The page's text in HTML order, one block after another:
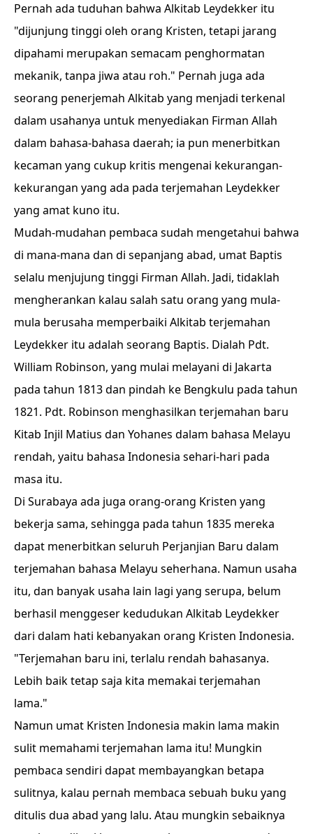
Pernah ada tuduhan bahwa Alkitab Leydekker itu
"dijunjung tinggi oleh orang Kristen, tetapi jarang
dipahami merupakan semacam penghormatan
mekanik, tanpa jiwa atau roh." Pernah juga ada
seorang penerjemah Alkitab yang menjadi terkenal
dalam usahanya untuk menyediakan Firman Allah
dalam bahasa-bahasa daerah; ia pun menerbitkan
kecaman yang cukup kritis mengenai kekurangan-
kekurangan yang ada pada terjemahan Leydekker
yang amat kuno itu.
Mudah-mudahan pembaca sudah mengetahui bahwa
di mana-mana dan di sepanjang abad, umat Baptis
selalu menjujung tinggi Firman Allah. Jadi, tidaklah
mengherankan kalau salah satu orang yang mula-
mula berusaha memperbaiki Alkitab terjemahan
Leydekker itu adalah seorang Baptis. Dialah Pdt.
William Robinson, yang mulai melayani di Jakarta
pada tahun 1813 dan pindah ke Bengkulu pada tahun
1821. Pdt. Robinson menghasilkan terjemahan baru
Kitab Injil Matius dan Yohanes dalam bahasa Melayu
rendah, yaitu bahasa Indonesia sehari-hari pada
masa itu.
Di Surabaya ada juga orang-orang Kristen yang
bekerja sama, sehingga pada tahun 1835 mereka
dapat menerbitkan seluruh Perjanjian Baru dalam
terjemahan bahasa Melayu seherhana. Namun usaha
itu, dan banyak usaha lain lagi yang serupa, belum
berhasil menggeser kedudukan Alkitab Leydekker
dari dalam hati kebanyakan orang Kristen Indonesia.
"Terjemahan baru ini, terlalu rendah bahasanya.
Lebih baik tetap saja kita memakai terjemahan
lama."
Namun umat Kristen Indonesia makin lama makin
sulit memahami terjemahan lama itu! Mungkin
pembaca sendiri dapat membayangkan betapa
sulitnya, kalau pernah membaca sebuah buku yang
ditulis dua abad yang lalu. Atau mungkin sebaiknya